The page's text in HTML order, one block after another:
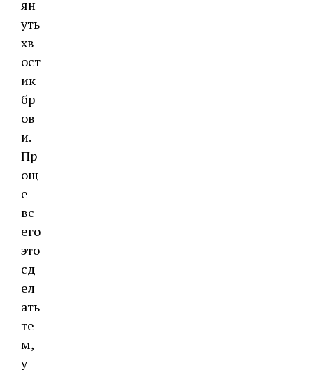
ян
уть
хв
ост
ик
бр
ов
и.
Пр
ощ
е
вс
его
это
сд
ел
ать
те
м,
у